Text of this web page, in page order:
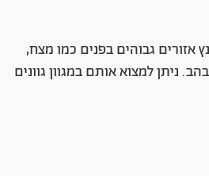
אזורים גבוהים בפנים כמו מצח,
ניתן למצוא אותם במגוון גוונים